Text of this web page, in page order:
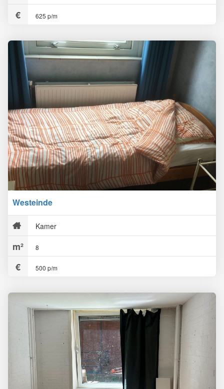
625 p/m
Westeinde
Kamer
8
500 p/m